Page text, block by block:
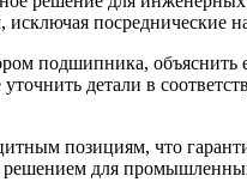
посреднические
подшипника, объяснить
детали в
позициям, что
решением для